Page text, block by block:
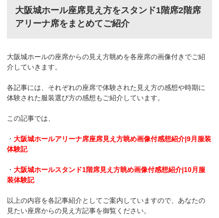
大阪城ホール座席見え方をスタンド1階席2階席
アリーナ席をまとめてご紹介
大阪城ホールの座席からの見え方眺めを各座席の画像付きでご紹
介していきます。
各記事には、それぞれの座席で体験された見え方の感想や時期に
体験された服装選び方の感想もご紹介しています。
この記事では、
・大阪城ホールアリーナ席座席見え方眺め画像付感想紹介|9月服装
体験記
・大阪城ホールスタンド1階席見え方眺め画像付感想紹介|10月服
装体験記
以上の内容を各記事紹介としてご案内していますので、あなたの
見たい座席からの見え方記事を御覧ください。